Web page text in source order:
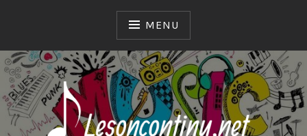
MENU